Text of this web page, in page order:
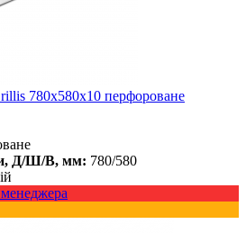
780х580х10 перфороване
Д/Ш/В, мм: 780/580